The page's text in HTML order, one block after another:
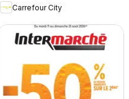
Carrefour City